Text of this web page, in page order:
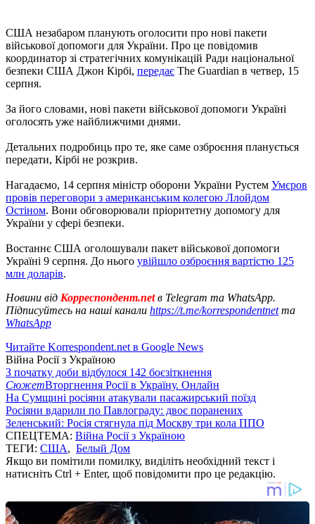
США незабаром планують оголосити про нові пакети
військової допомоги для України. Про це повідомив
координатор зі стратегічних комунікацій Ради національної
безпеки США Джон Кірбі, передає The Guardian в четвер, 15
серпня.
За його словами, нові пакети військової допомоги Україні
оголосять уже найближчими днями.
Детальних подробиць про те, яке саме озброєння планується
передати, Кірбі не розкрив.
Нагадаємо, 14 серпня міністр оборони України Рустем Умєров
провів переговори з американським колегою Ллойдом
Остіном. Вони обговорювали пріоритетну допомогу для
України у сфері безпеки.
Востаннє США оголошували пакет військової допомоги
Україні 9 серпня. До нього увійшло озброєння вартістю 125
млн доларів.
Новини від Корреспондент.netв Telegram та WhatsApp.
Підписуйтесь на наші канали https://t.me/korrespondentnetта
WhatsApp
Читайте Korrespondent.net в Google News
Війна Росії з Україною
З початку доби відбулося 142 боєзіткнення
СюжетВторгнення Росії в Україну. Онлайн
На Сумщині росіяни атакували пасажирський поїзд
Росіяни вдарили по Павлограду: двоє поранених
Зеленський: Росія стягнула під Москву три кола ППО
СПЕЦТЕМА: Війна Росії з Україною
ТЕГИ: США, Белый Дом
Якщо ви помітили помилку, виділіть необхідний текст і
натисніть Ctrl + Enter, щоб повідомити про це редакцію.